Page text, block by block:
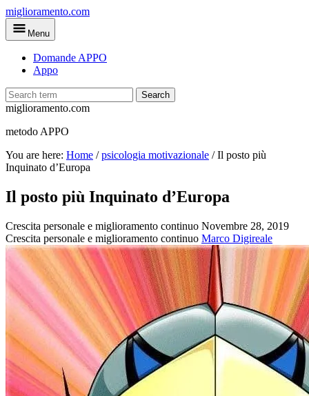
Skip
to
main
miglioramento.com
Menu
Domande APPO
Appo
Search
miglioramento.com
metodo APPO
You are here: Home /psicologia motivazionale /Il posto più
Inquinato d’Europa
Il posto più Inquinato d’Europa
Crescita personale e miglioramento continuo Novembre 28, 2019
Crescita personale e miglioramento continuo Marco Digireale